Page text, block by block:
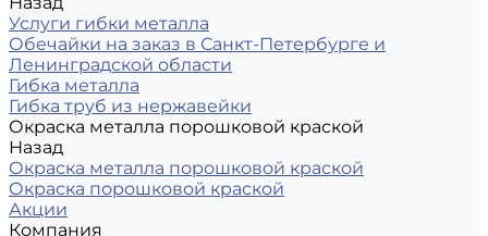
Услуги гибки металла
Обечайки на заказ в Санкт-Петербурге и
Ленинградской области
Гибка металла
Гибка труб из нержавейки
Окраска металла порошковой краской
Назад
Окраска металла порошковой краской
Окраска порошковой краской
Акции
Компания